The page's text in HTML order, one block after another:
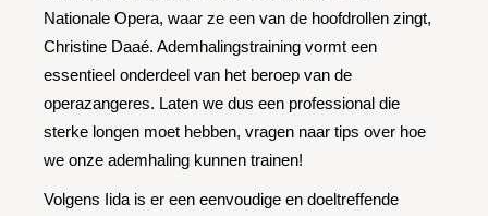
Nationale Opera, waar ze een van de hoofdrollen zingt,
Christine Daaé. Ademhalingstraining vormt een
essentieel onderdeel van het beroep van de
operazangeres. Laten we dus een professional die
sterke longen moet hebben, vragen naar tips over hoe
we onze ademhaling kunnen trainen!
Volgens Iida is er een eenvoudige en doeltreffende